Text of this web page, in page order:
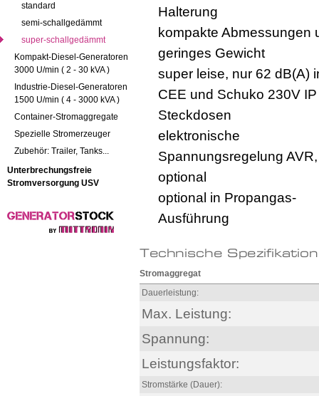
standard
semi-schallgedämmt
super-schallgedämmt
Kompakt-Diesel-Generatoren
3000 U/min ( 2 - 30 kVA )
Industrie-Diesel-Generatoren
1500 U/min ( 4 - 3000 kVA )
Container-Stromaggregate
Spezielle Stromerzeuger
Zubehör: Trailer, Tanks...
Unterbrechungsfreie
Stromversorgung USV
Halterung
kompakte Abmessungen
geringes Gewicht
super leise, nur 62 dB(A)
CEE und Schuko 230V
Steckdosen
elektronische
Spannungsregelung AVR,
optional
optional in Propangas-
Ausführung
Stromaggregat
Dauerleistung:
Max. Leistung:
Spannung:
Leistungsfaktor:
Stromstärke (Dauer):